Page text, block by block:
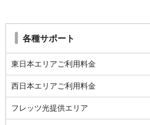
各種サポート
東日本エリアご利用料金
西日本エリアご利用料金
フレッツ光提供エリア